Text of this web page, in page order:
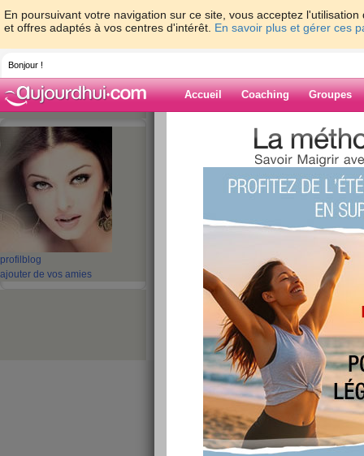
En poursuivant votre navigation sur ce site, vous acceptez
et offres adaptés à vos centres d'intérêt. En savoir plus et gérer ces
Bonjour !
Accueil Coaching Groupes
profil blog
ajouter de vos amies
> Samia30110 > La
Blog de
La guerre aux